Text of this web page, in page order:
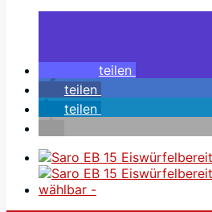
teilen
teilen
teilen